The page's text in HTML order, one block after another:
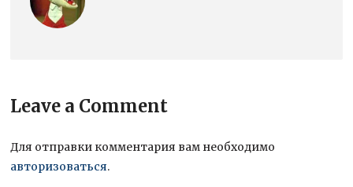
Leave a Comment
Для отправки комментария вам необходимо
авторизоваться.